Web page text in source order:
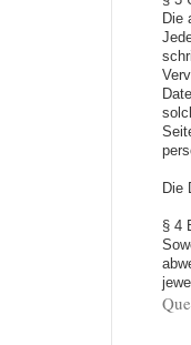
Die
Die
§ 4